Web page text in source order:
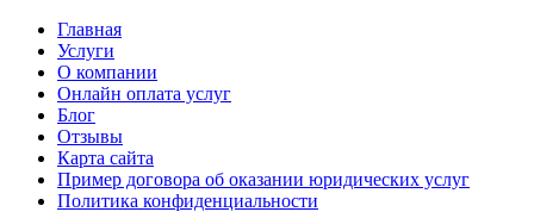
Главная
Услуги
О компании
Онлайн оплата услуг
Блог
Отзывы
Карта сайта
Пример договора об оказании юридических услуг
Политика конфиденциальности